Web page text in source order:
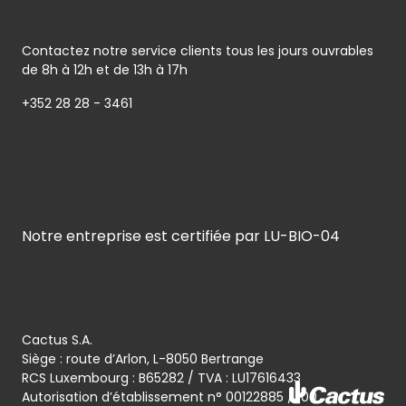
Contactez notre service clients tous les jours ouvrables
de 8h à 12h et de 13h à 17h
+352 28 28 - 3461
Cactus S.A.
Siège : route d’Arlon, L-8050 Bertrange
RCS Luxembourg : B65282 / TVA : LU17616433
Autorisation d’établissement n° 00122885 / 100
Notre entreprise est certifiée par LU-BIO-04